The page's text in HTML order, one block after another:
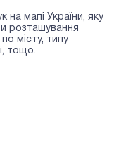
на мапі України, яку
розташування
місту, типу
тощо.